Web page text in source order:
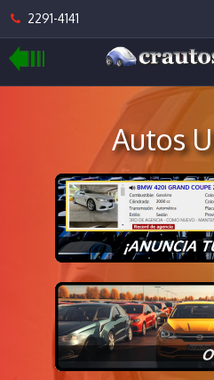
2291-4141
Autos